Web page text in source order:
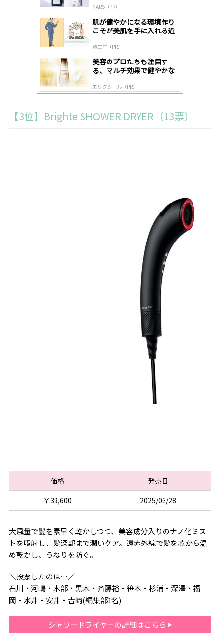
NARS（PR）
肌が健やかになる環境作り
こそが美肌を手に入れる近
資生堂（PR）
美容のプロたちも注目す
る、マルチ効果で健やかな
エリクシール（PR）
【3位】Brighte SHOWER DRYER（13票）
価格
発売日
￥39,600
2025/03/28
大風量で髪を素早く乾かしつつ、美容成分入りのナノ化ミス
トを噴射し、髪深部まで潤いケア。遠赤外線で髪を芯から温
め乾かし、うねりを防ぐ。
＼投票したのは…／
石川・河嶋・木部・黒木・斉藤裕・笹本・杉浦・深澤・福
岡・水井・安井・𠮷﨑(編集部1名)
シャワードライヤーの詳細はこちら